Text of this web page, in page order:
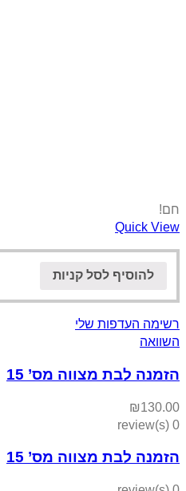
חם!
Quick View
להוסיף לסל קניות
רשימה העדפות שלי
השוואה
הזמנה לבת מצווה מס’ 15
₪130.00
0 review(s)
הזמנה לבת מצווה מס’ 15